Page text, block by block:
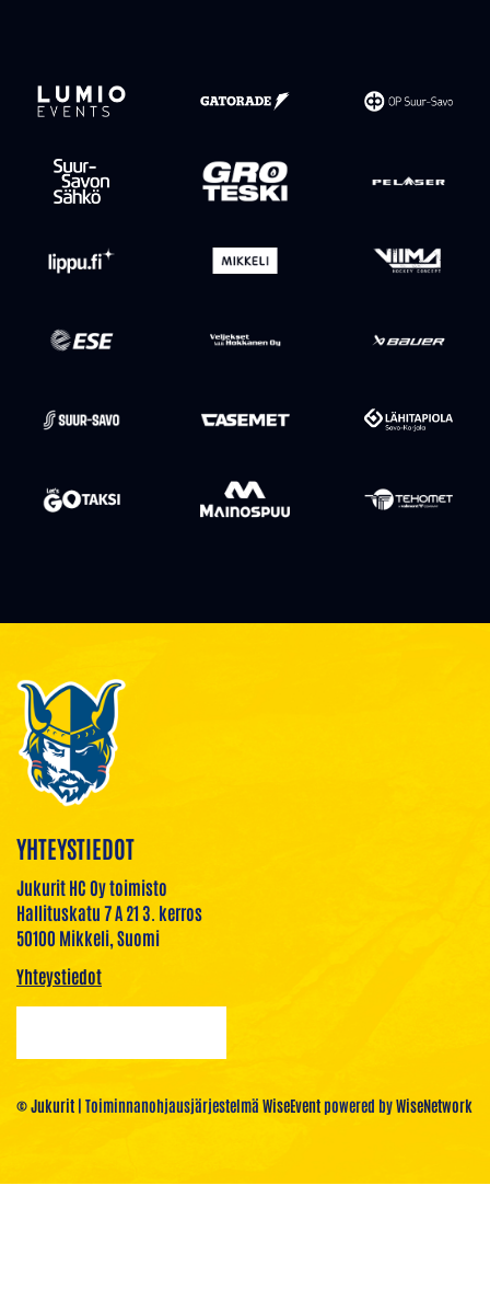
YHTEYSTIEDOT
Jukurit HC Oy toimisto
Hallituskatu 7 A 21 3. kerros
50100 Mikkeli, Suomi
Yhteystiedot
© Jukurit | Toiminnanohjausjärjestelmä WiseEventpowered byWiseNetwork